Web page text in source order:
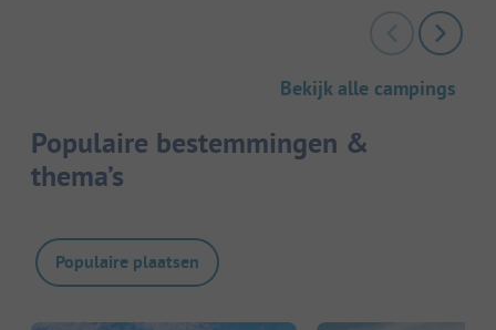
Bekijk alle campings
Populaire bestemmingen &
thema’s
Populaire plaatsen